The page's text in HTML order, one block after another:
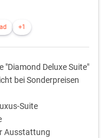
+1
"Diamond Deluxe Suite"
bei Sonderpreisen
Suite
Ausstattung